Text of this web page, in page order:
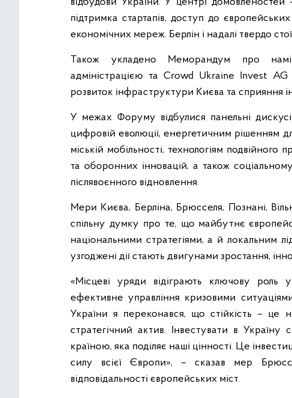
відбудови України. У центрі
підтримка стартапів, доступ до
економічних мереж. Берлін і надалі твердо
Також укладено Меморандум про
адміністрацією та Crowd Ukraine Invest
розвиток інфраструктури Києва та сприяння
У межах Форуму відбулися панельні дискусії
цифровій еволюції, енергетичним рішенням
міській мобільності, технологіям
та оборонних інновацій, а також
післявоєнного відновлення.
Мери Києва, Берліна, Брюсселя, Познані,
спільну думку про те, що майбутнє
національними стратегіями, а й локальним
узгоджені дії стають двигунами зростання,
«Місцеві уряди відіграють ключову роль
ефективне управління кризовими
України я переконався, що стійкість – це
стратегічний актив. Інвестувати в Україну
країною, яка поділяє наші цінності. Це
силу всієї Європи», – сказав мер
відповідальності європейських міст.